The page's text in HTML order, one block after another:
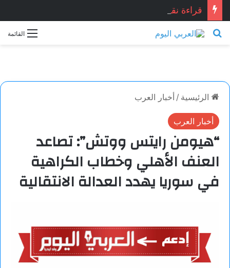
القائمة بحث عن
الرئيسية / أخبار العرب
أخبار العرب
“هيومن رايتس ووتش”: تصاعد
العنف الأهلي وخطاب الكراهية
في سوريا يهدد العدالة الانتقالية